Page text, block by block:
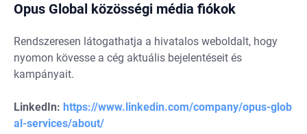
Opus Global közösségi média fiókok
Rendszeresen látogathatja a hivatalos weboldalt, hogy
nyomon kövesse a cég aktuális bejelentéseit és
kampányait.
LinkedIn: https://www.linkedin.com/company/opus-glob
al-services/about/